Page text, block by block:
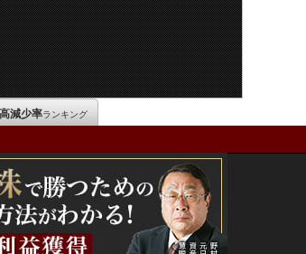
減少率ランキング